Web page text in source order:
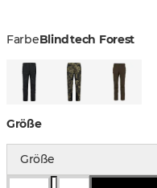
FarbeBlindtech Forest
Größe
Größe